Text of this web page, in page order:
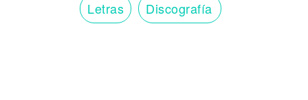
Letras Discografía